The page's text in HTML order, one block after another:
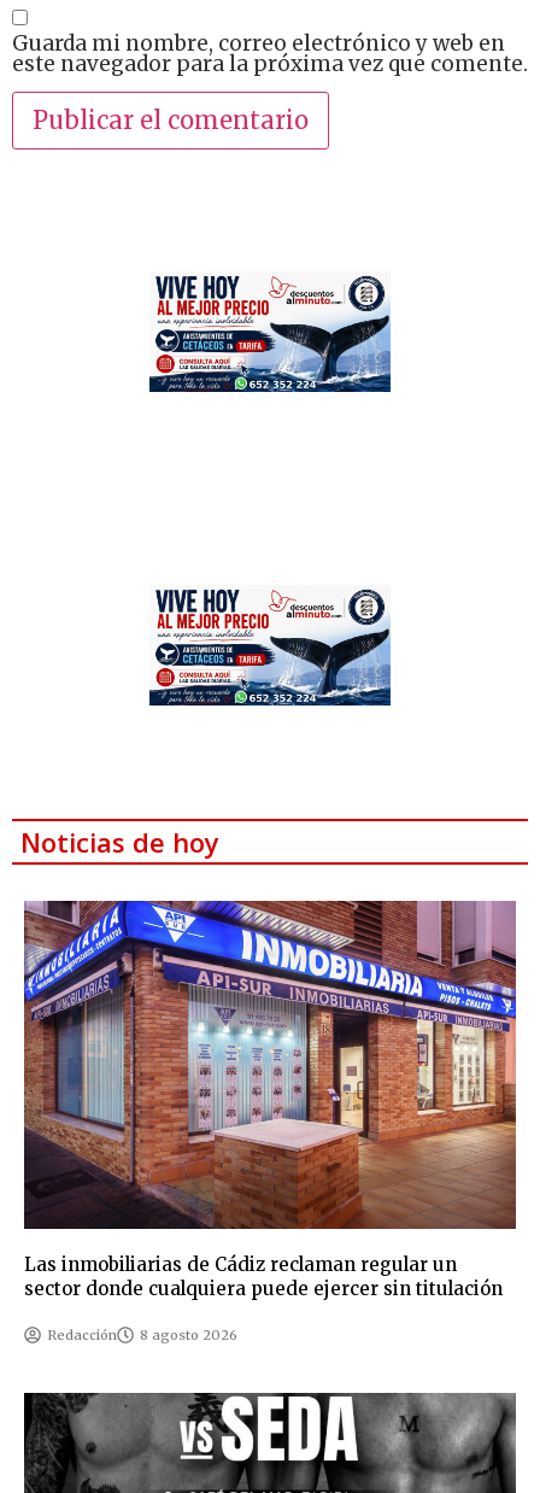
Guarda mi nombre, correo electrónico y web en
este navegador para la próxima vez que comente.
Noticias de hoy
Las inmobiliarias de Cádiz reclaman regular un
sector donde cualquiera puede ejercer sin titulación
Redacción 8 agosto 2026